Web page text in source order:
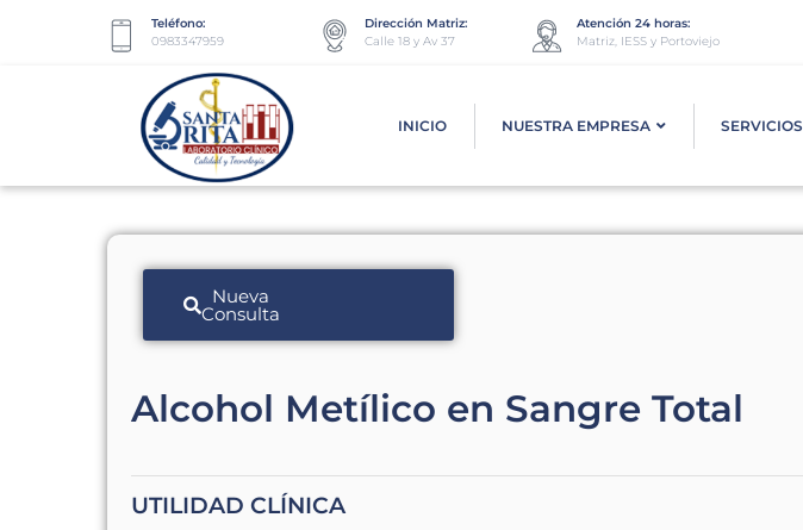
Teléfono:
0983347959
Dirección Matriz:
Calle 18 y Av 37
Atención 24 horas:
Matriz, IESS y Portoviejo
INICIO NUESTRA EMPRESA SERVICIOS
Nueva
Consulta
Alcohol Metílico en Sangre Total
UTILIDAD CLÍNICA